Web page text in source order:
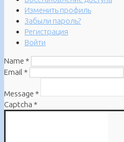
Изменить профиль
Забыли пароль?
Регистрация
Войти
Name *
Email *
Message *
Captcha *